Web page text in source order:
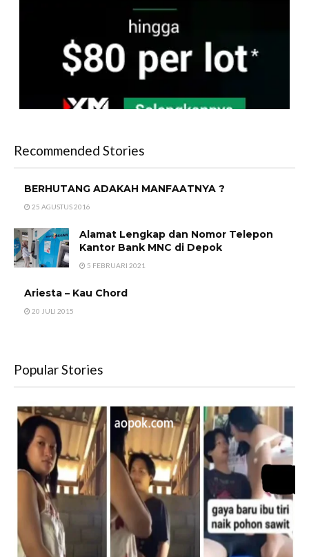
Recommended Stories
BERHUTANG ADAKAH MANFAATNYA ?
25 AGUSTUS 2016
Alamat Lengkap dan Nomor Telepon
Kantor Bank MNC di Depok
5 FEBRUARI 2021
Ariesta – Kau Chord
20 JULI 2015
Popular Stories